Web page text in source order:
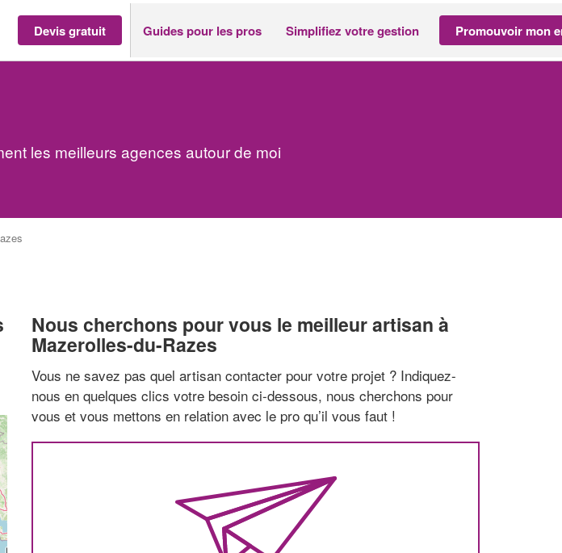
Devis gratuit Guides pour les pros Simplifiez votre gestion Promouvoir mon
les meilleurs agences autour de moi
Nous cherchons pour vous le meilleur artisan à
Mazerolles-du-Razes
Vous ne savez pas quel artisan contacter pour votre projet ? Indiquez-
nous en quelques clics votre besoin ci-dessous, nous cherchons pour
vous et vous mettons en relation avec le pro qu’il vous faut !